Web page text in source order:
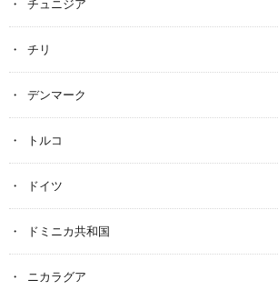
チュニジア
チリ
デンマーク
トルコ
ドイツ
ドミニカ共和国
ニカラグア